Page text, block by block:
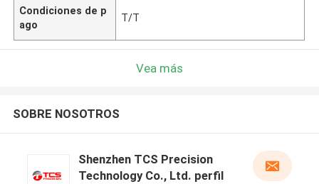
Condiciones de p
ago
T/T
Vea más
SOBRE NOSOTROS
Shenzhen TCS Precision
Technology Co., Ltd. perfil